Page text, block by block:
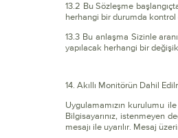
13.2 Bu Sözleşme
herhangi bir durumda kontrol
13.3 Bu anlaşma Sizinle
yapılacak herhangi bir
14. Akıllı Monitörün Dahil
Uygulamamızın kurulumu
Bilgisayarınız, istenmeyen
mesajı ile uyarılır. Mesaj